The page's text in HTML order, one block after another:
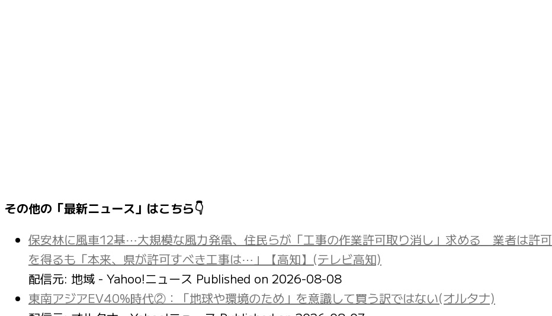
その他の「最新ニュース」はこちら👇
保安林に風車12基⋯大規模な風力発電、住民らが「工事の作業許可取り消し」求める 業者は許可
を得るも「本来、県が許可すべき工事は⋯」【高知】(テレビ高知)
配信元: 地域 - Yahoo!ニュース Published on 2026-08-08
東南アジアEV40%時代②：「地球や環境のため」を意識して買う訳ではない(オルタナ)